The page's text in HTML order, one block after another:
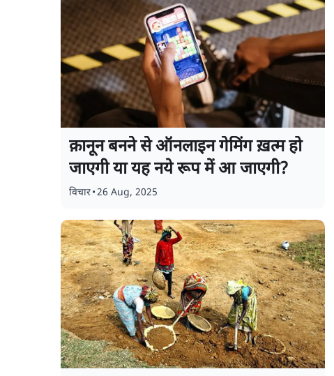
क़ानून बनने से ऑनलाइन गेमिंग ख़त्म हो
जाएगी या यह नये रूप में आ जाएगी?
विचार•26 Aug, 2025